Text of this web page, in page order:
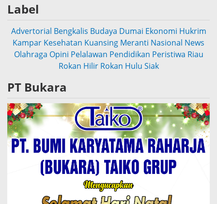
Label
Advertorial Bengkalis Budaya Dumai Ekonomi Hukrim
Kampar Kesehatan Kuansing Meranti Nasional News
Olahraga Opini Pelalawan Pendidikan Peristiwa Riau
Rokan Hilir Rokan Hulu Siak
PT Bukara